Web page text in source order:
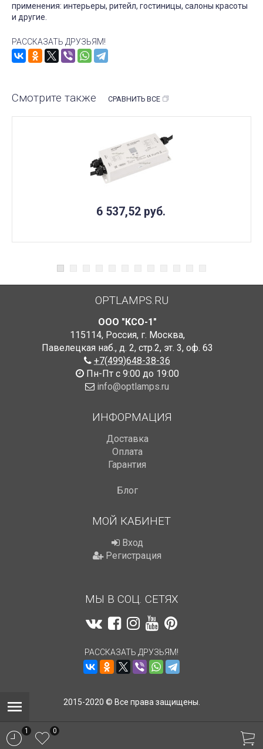
применения: интерьеры, ритейл, гостиницы, салоны красоты
и другие.
РАССКАЗАТЬ ДРУЗЬЯМ!
Смотрите также СРАВНИТЬ ВСЕ
6 537,52 руб.
OPTLAMPS.RU
ООО "КСО-1"
115114, Россия, г. Москва,
Павелецкая наб., д. 2, стр.2, эт. 3, оф. 63
+7(499)648-38-36
Пн-Пт с 9:00 до 19:00
info@optlamps.ru
ИНФОРМАЦИЯ
Доставка
Оплата
Гарантия
Блог
МОЙ КАБИНЕТ
Вход
Регистрация
МЫ В СОЦ. СЕТЯХ
РАССКАЗАТЬ ДРУЗЬЯМ!
2015-2020 © Все права защищены.
1 0